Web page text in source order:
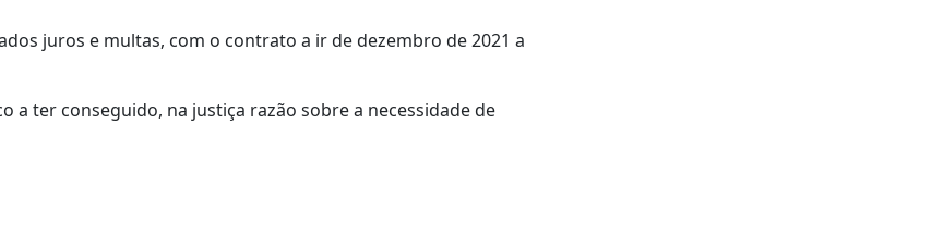
juros e multas, com o contrato a ir de dezembro de 2021 a
a ter conseguido, na justiça razão sobre a necessidade de